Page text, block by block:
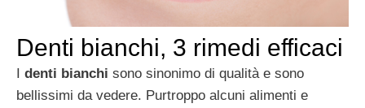
Denti bianchi, 3 rimedi efficaci
I denti bianchi sono sinonimo di qualità e sono
bellissimi da vedere. Purtroppo alcuni alimenti e